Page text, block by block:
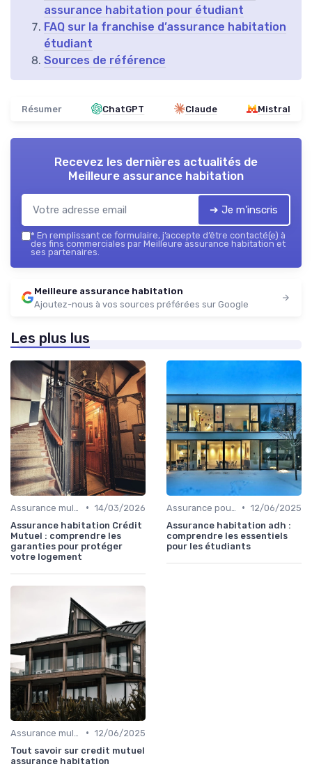
assurance habitation pour étudiant
FAQ sur la franchise d’assurance habitation
étudiant
Sources de référence
Résumer ChatGPT Claude Mistral
Recevez les dernières actualités de
Meilleure assurance habitation
➔ Je m'inscris
* En remplissant ce formulaire, j’accepte d’être contacté(e) à
des fins commerciales par Meilleure assurance habitation et
ses partenaires.
Meilleure assurance habitation
Ajoutez-nous à vos sources préférées sur Google
Les plus lus
• 14/03/2026
Assurance habitation Crédit
Mutuel : comprendre les
garanties pour protéger
votre logement
• 12/06/2025
Assurance habitation adh :
comprendre les essentiels
pour les étudiants
• 12/06/2025
Tout savoir sur credit mutuel
assurance habitation